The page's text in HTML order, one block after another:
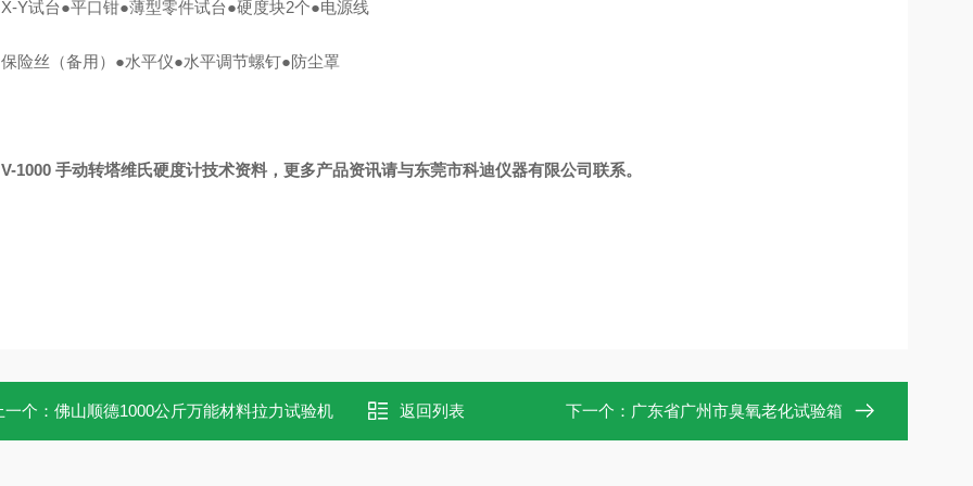
X-Y试台●平口钳●薄型零件试台●硬度块2个●电源线
险丝（备用）●水平仪●水平调节螺钉●防尘罩
1000 手动转塔维氏硬度计技术资料，更多产品资讯请与东莞市科迪仪器有限公司联系。
一个： 佛山顺德1000公斤万能材料拉力试验机 返回列表 下一个： 广东省广州市臭氧老化试验箱